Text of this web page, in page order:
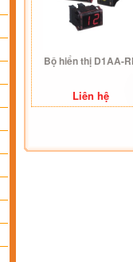
Bộ hiển thị D1AA-
Liên hệ